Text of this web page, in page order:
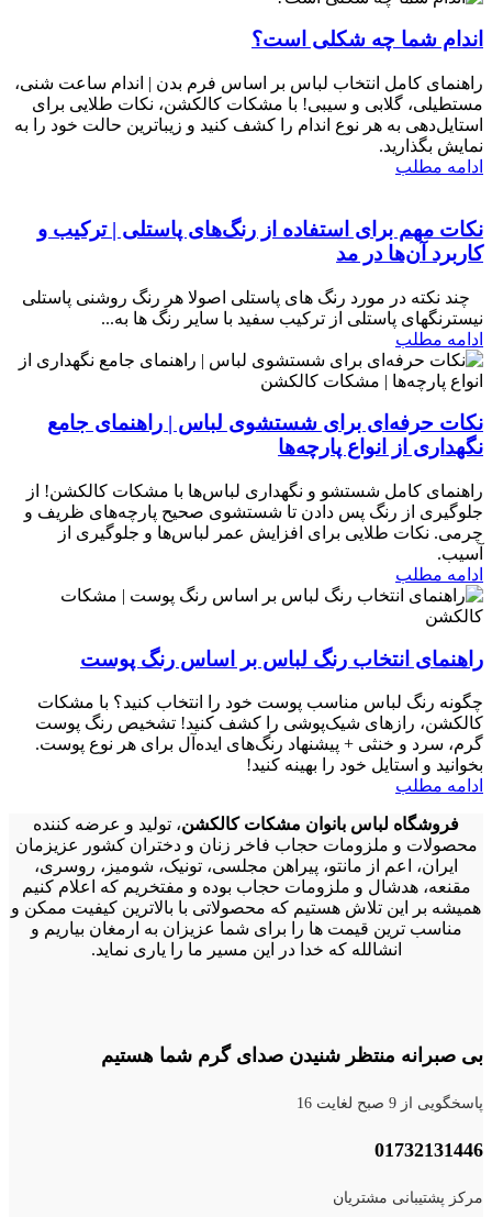
اندام شما چه شکلی است؟
راهنمای کامل انتخاب لباس بر اساس فرم بدن | اندام ساعت شنی،
مستطیلی، گلابی و سیبی! با مشکات کالکشن، نکات طلایی برای
استایل‌دهی به هر نوع اندام را کشف کنید و زیباترین حالت خود را به
نمایش بگذارید.
ادامه مطلب
نکات مهم برای استفاده از رنگ‌های پاستلی | ترکیب و
کاربرد آن‌ها در مد
​ چند نکته در مورد رنگ های پاستلی اصولا هر رنگ روشنی پاستلی
نیسترنگهای پاستلی از ترکیب سفید با سایر رنگ ها به...
ادامه مطلب
نکات حرفه‌ای برای شستشوی لباس | راهنمای جامع
نگهداری از انواع پارچه‌ها
راهنمای کامل شستشو و نگهداری لباس‌ها با مشکات کالکشن! از
جلوگیری از رنگ پس دادن تا شستشوی صحیح پارچه‌های ظریف و
چرمی. نکات طلایی برای افزایش عمر لباس‌ها و جلوگیری از
آسیب.
ادامه مطلب
راهنمای انتخاب رنگ لباس بر اساس رنگ پوست
چگونه رنگ لباس مناسب پوست خود را انتخاب کنید؟ با مشکات
کالکشن، رازهای شیک‌پوشی را کشف کنید! تشخیص رنگ پوست
گرم، سرد و خنثی + پیشنهاد رنگ‌های ایده‌آل برای هر نوع پوست.
بخوانید و استایل خود را بهینه کنید!
ادامه مطلب
فروشگاه لباس بانوان مشکات کالکشن، تولید و عرضه کننده
محصولات و ملزومات حجاب فاخر زنان و دختران کشور عزیزمان
ایران، اعم از مانتو، پیراهن مجلسی، تونیک، شومیز، روسری،
مقنعه، هدشال و ملزومات حجاب بوده و مفتخریم که اعلام کنیم
همیشه بر این تلاش هستیم که محصولاتی با بالاترین کیفیت ممکن و
مناسب ترین قیمت ها را برای شما عزیزان به ارمغان بیاریم و
انشالله که خدا در این مسیر ما را یاری نماید.
بی صبرانه منتظر شنیدن صدای گرم شما هستیم
پاسخگویی از 9 صبح لغایت 16
01732131446
مرکز پشتیبانی مشتریان